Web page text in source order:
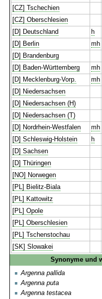
[CZ] Tschechien
[CZ] Oberschlesien
[D] Deutschland
h
[D] Berlin
mh
[D] Brandenburg
[D] Baden-Württemberg
mh
[D] Mecklenburg-Vorp.
mh
[D] Niedersachsen
[D] Niedersachsen (H)
[D] Niedersachsen (T)
[D] Nordrhein-Westfalen
mh
[D] Schleswig-Holstein
h
[D] Sachsen
[D] Thüringen
[NO] Norwegen
[PL] Bielitz-Biala
[PL] Kattowitz
[PL] Opole
[PL] Oberschlesien
[PL] Tschenstochau
[SK] Slowakei
Synonyme und
Argenna pallida
Argenna puta
Argenna testacea